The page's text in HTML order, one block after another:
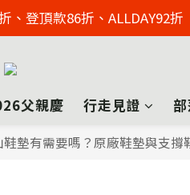
店免費足壓檢測 >> 點擊了解
、登頂款86折、ALLDAY92折
父親慶 行走見證
鞋墊有需要嗎？原廠鞋墊與支撐